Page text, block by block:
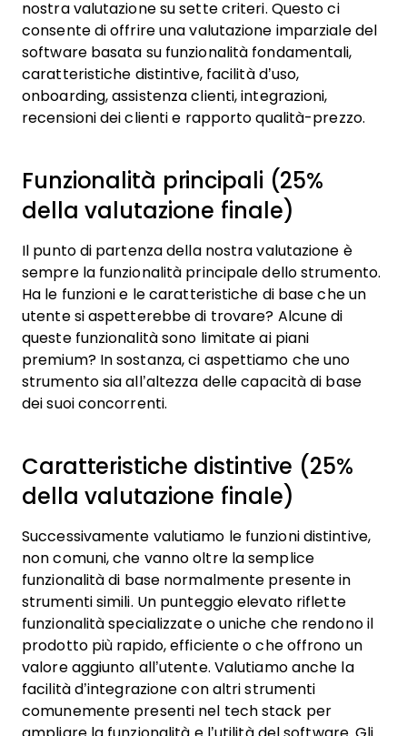
nostra valutazione su sette criteri. Questo ci
consente di offrire una valutazione imparziale del
software basata su funzionalità fondamentali,
caratteristiche distintive, facilità d’uso,
onboarding, assistenza clienti, integrazioni,
recensioni dei clienti e rapporto qualità-prezzo.
Funzionalità principali (25%
della valutazione finale)
Il punto di partenza della nostra valutazione è
sempre la funzionalità principale dello strumento.
Ha le funzioni e le caratteristiche di base che un
utente si aspetterebbe di trovare? Alcune di
queste funzionalità sono limitate ai piani
premium? In sostanza, ci aspettiamo che uno
strumento sia all’altezza delle capacità di base
dei suoi concorrenti.
Caratteristiche distintive (25%
della valutazione finale)
Successivamente valutiamo le funzioni distintive,
non comuni, che vanno oltre la semplice
funzionalità di base normalmente presente in
strumenti simili. Un punteggio elevato riflette
funzionalità specializzate o uniche che rendono il
prodotto più rapido, efficiente o che offrono un
valore aggiunto all’utente. Valutiamo anche la
facilità d’integrazione con altri strumenti
comunemente presenti nel tech stack per
ampliare la funzionalità e l’utilità del software. Gli